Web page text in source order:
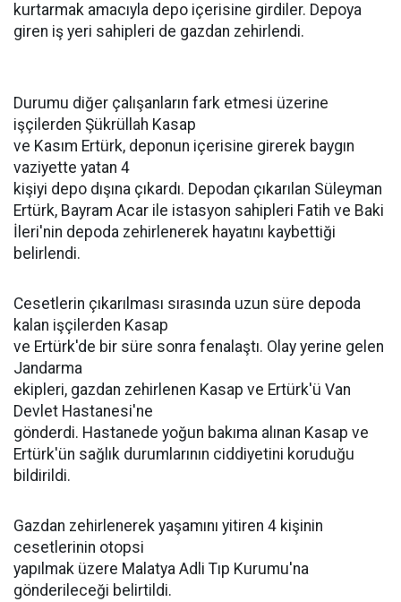
kurtarmak amacıyla depo içerisine girdiler. Depoya
giren iş yeri sahipleri de gazdan zehirlendi.
Durumu diğer çalışanların fark etmesi üzerine
işçilerden Şükrüllah Kasap
ve Kasım Ertürk, deponun içerisine girerek baygın
vaziyette yatan 4
kişiyi depo dışına çıkardı. Depodan çıkarılan Süleyman
Ertürk, Bayram Acar ile istasyon sahipleri Fatih ve Baki
İleri'nin depoda zehirlenerek hayatını kaybettiği
belirlendi.
Cesetlerin çıkarılması sırasında uzun süre depoda
kalan işçilerden Kasap
ve Ertürk'de bir süre sonra fenalaştı. Olay yerine gelen
Jandarma
ekipleri, gazdan zehirlenen Kasap ve Ertürk'ü Van
Devlet Hastanesi'ne
gönderdi. Hastanede yoğun bakıma alınan Kasap ve
Ertürk'ün sağlık durumlarının ciddiyetini koruduğu
bildirildi.
Gazdan zehirlenerek yaşamını yitiren 4 kişinin
cesetlerinin otopsi
yapılmak üzere Malatya Adli Tıp Kurumu'na
gönderileceği belirtildi.